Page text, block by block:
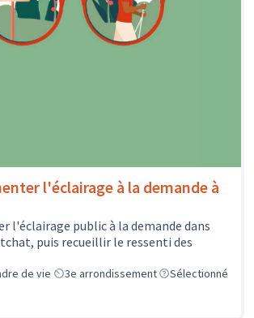
l'éclairage à la demande à
l'éclairage public à la demande dans
puis recueillir le ressenti des
de vie 3e arrondissement Sélectionné